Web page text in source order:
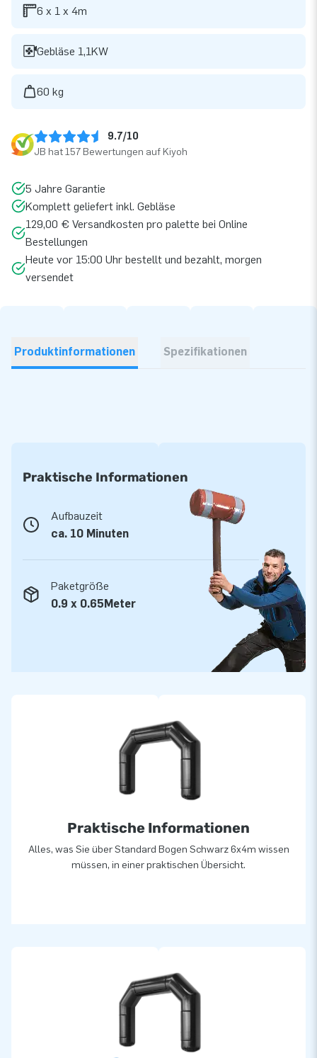
6 x 1 x 4m
Gebläse 1,1KW
60 kg
9.7/10
JB hat 157 Bewertungen auf Kiyoh
5 Jahre Garantie
Komplett geliefert inkl. Gebläse
129,00 € Versandkosten pro palette bei Online
Bestellungen
Heute vor 15:00 Uhr bestellt und bezahlt, morgen
versendet
Produktinformationen Spezifikationen
Praktische Informationen
Aufbauzeit
ca. 10 Minuten
Paketgröße
0.9 x 0.65Meter
Praktische Informationen
Alles, was Sie über Standard Bogen Schwarz 6x4m wissen
müssen, in einer praktischen Übersicht.